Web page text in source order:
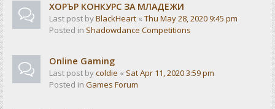
ХОРЪР КОНКУРС ЗА МЛАДЕЖИ
Last post byBlackHeart « Thu May 28, 2020 9:45 pm
Posted in Shadowdance Competitions
Online Gaming
Last post bycoldie « Sat Apr 11, 2020 3:59 pm
Posted in Games Forum